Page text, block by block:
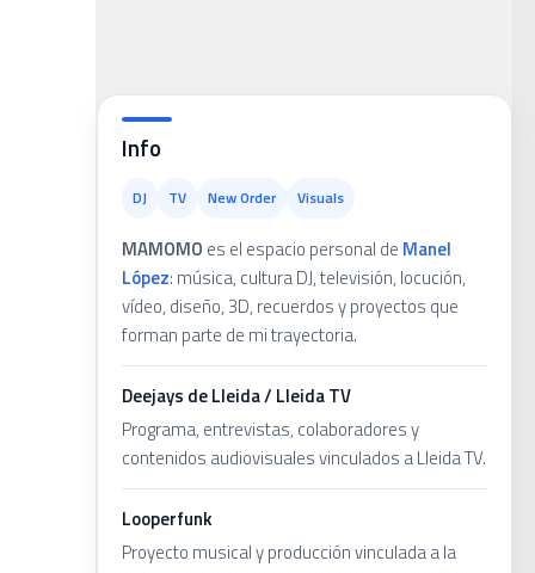
Info
DJ TV New Order Visuals
MAMOMO es el espacio personal de Manel
López: música, cultura DJ, televisión, locución,
vídeo, diseño, 3D, recuerdos y proyectos que
forman parte de mi trayectoria.
Deejays de Lleida / Lleida TV
Programa, entrevistas, colaboradores y
contenidos audiovisuales vinculados a Lleida TV.
Looperfunk
Proyecto musical y producción vinculada a la